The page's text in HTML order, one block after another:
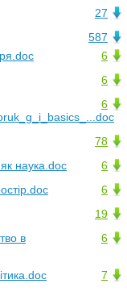
27
587
6
6
6
78
6
наука.doc
6
19
6
в
7